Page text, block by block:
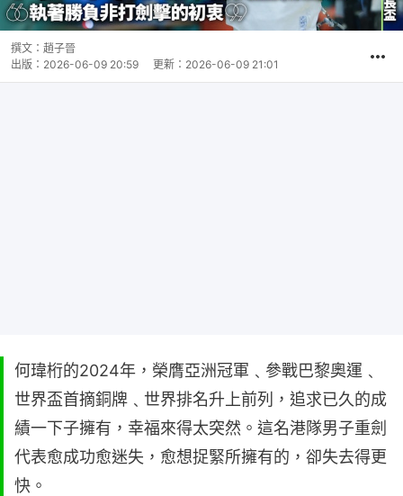
撰文： 趙子晉
出版： 2026-06-09 20:59 更新： 2026-06-09 21:01
何瑋桁的2024年，榮膺亞洲冠軍﹑參戰巴黎奧運﹑
世界盃首摘銅牌﹑世界排名升上前列，追求已久的成
績一下子擁有，幸福來得太突然。這名港隊男子重劍
代表愈成功愈迷失，愈想捉緊所擁有的，卻失去得更
快。